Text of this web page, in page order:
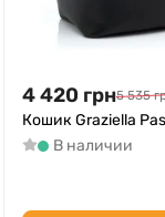
4 420 грн5 535
Кошик Graziella
В наличии